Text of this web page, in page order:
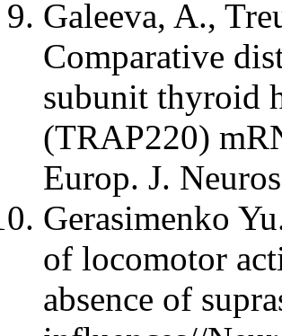
Galeeva, A.,
Comparative
subunit thyroid
(TRAP220)
Europ. J.
Gerasimenko
of locomotor
absence of